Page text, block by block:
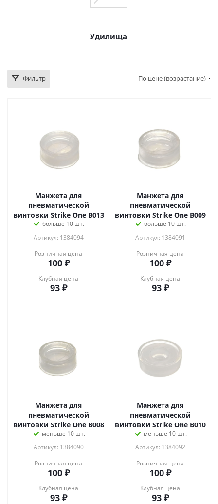
Удилища
Фильтр По цене (возрастание)
Манжета для
пневматической
винтовки Strike One B013
больше 10 шт.
Артикул: 1384094
Розничная цена
100₽
Клубная цена
93₽
Манжета для
пневматической
винтовки Strike One B009
больше 10 шт.
Артикул: 1384091
Розничная цена
100₽
Клубная цена
93₽
Манжета для
пневматической
винтовки Strike One B008
меньше 10 шт.
Артикул: 1384090
Розничная цена
100₽
Клубная цена
93₽
Манжета для
пневматической
винтовки Strike One B010
меньше 10 шт.
Артикул: 1384092
Розничная цена
100₽
Клубная цена
93₽